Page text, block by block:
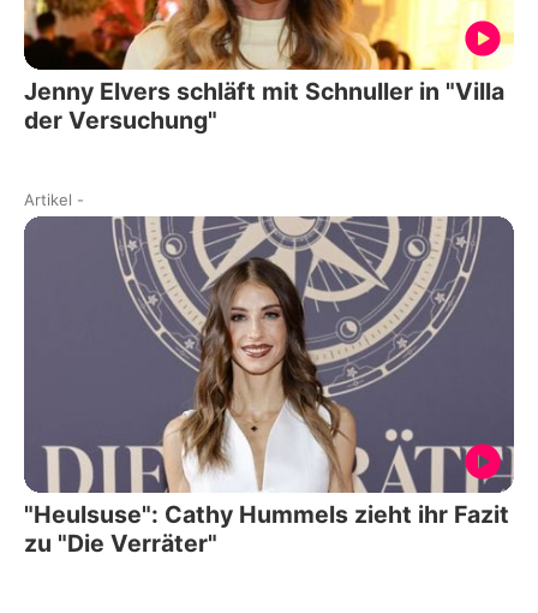
Jenny Elvers schläft mit Schnuller in "Villa
der Versuchung"
Artikel -
"Heulsuse": Cathy Hummels zieht ihr Fazit
zu "Die Verräter"